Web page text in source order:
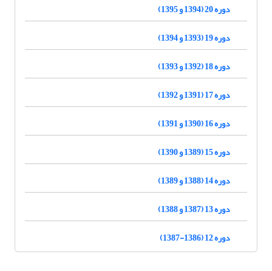
دوره 20 (1394 و 1395)
دوره 19 (1393 و 1394)
دوره 18 (1392 و 1393)
دوره 17 (1391 و 1392)
دوره 16 (1390 و 1391)
دوره 15 (1389 و 1390)
دوره 14 (1388 و 1389)
دوره 13 (1387 و 1388)
دوره 12 (1386-1387)